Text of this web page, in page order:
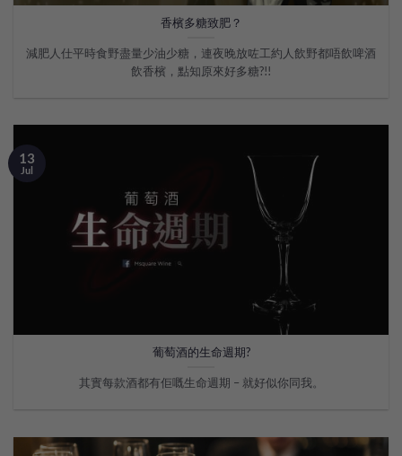
香檳多糖致肥？
減肥人仕平時食野盡量少油少糖，連夜晚放咗工約人飲野都唔飲啤酒
飲香檳，點知原來好多糖?!!
葡萄酒的生命週期?
其實每款酒都有佢嘅生命週期 – 就好似你同我。
13
Jul